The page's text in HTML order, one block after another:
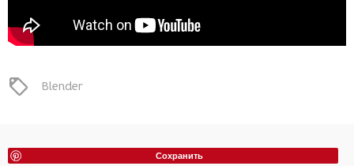
Blender
Сохранить